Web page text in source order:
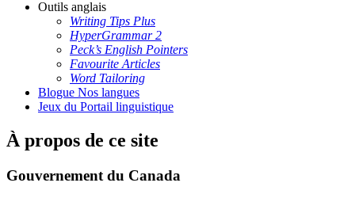
Outils anglais
Writing Tips Plus
HyperGrammar 2
Peck’s English Pointers
Favourite Articles
Word Tailoring
Blogue Nos langues
Jeux du Portail linguistique
À propos de ce site
Gouvernement du Canada